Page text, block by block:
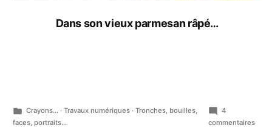
Dans son vieux parmesan râpé…
Publié
dans
Crayons...· Travaux numériques· Tronches, bouilles,
faces, portraits...
4
commentairessur